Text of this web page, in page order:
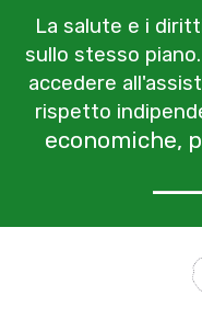
La salute e i
sullo stesso
accedere
rispetto
economiche,